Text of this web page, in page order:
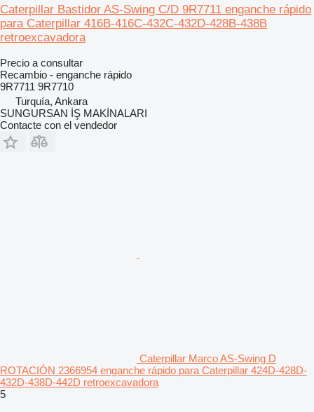
Caterpillar Bastidor AS-Swing C/D 9R7711 enganche rápido
para Caterpillar 416B-416C-432C-432D-428B-438B
retroexcavadora
Precio a consultar
Recambio - enganche rápido
9R7711 9R7710
Turquía, Ankara
SUNGURSAN İŞ MAKİNALARI
Contacte con el vendedor
Caterpillar Marco AS-Swing D
ROTACIÓN 2366954 enganche rápido para Caterpillar 424D-428D-
432D-438D-442D retroexcavadora
5